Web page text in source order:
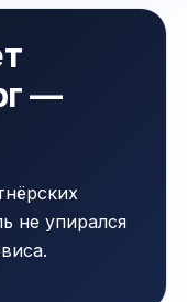
—
не упирался